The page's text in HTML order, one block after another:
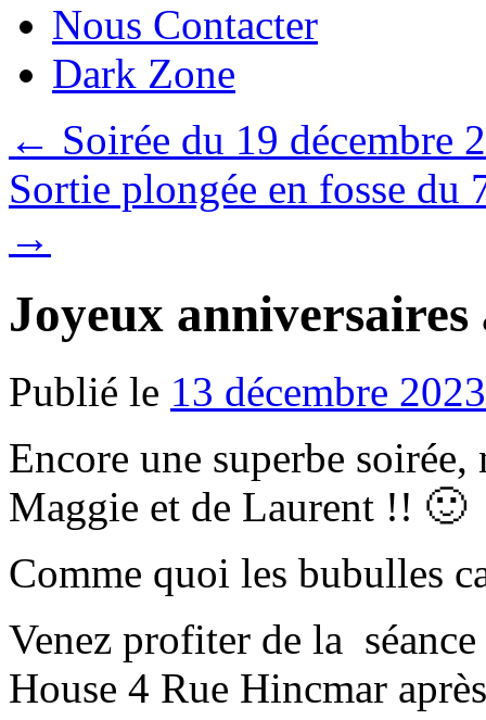
Nous Contacter
Dark Zone
← Soirée du 19 décembre
Sortie plongée en fosse du
→
Joyeux
Publié le 13 décembre 2023
Encore une superbe
Maggie et de Laurent !! 🙂
Comme quoi les bubulles
Venez profiter de la
House 4 Rue Hincmar